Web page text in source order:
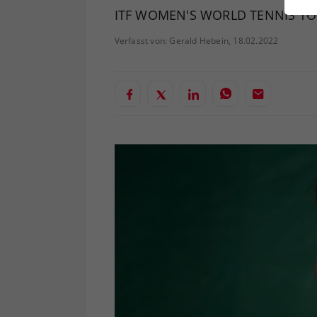
ITF WOMEN'S WORLD TENNIS
Verfasst von: Gerald Hebein, 18.02.2022